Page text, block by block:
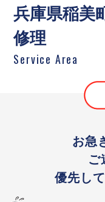
兵庫県稲美
修理
Service Area
お急
ご
優先し